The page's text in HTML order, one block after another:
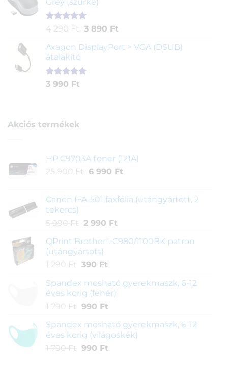
alapján
Értékelés
ből,
1
értékelés
alapján
4 290 Ft Original
was:
290 Ft.
3 890 FtCurrent
is:
Axagon DisplayPort > VGA (DSUB)
átalakító
Értékelés
1
3 990 Ft
Akciós termékek
HP C9703A toner (121A)
25 900 Ft
Original
25
6 990 FtCurrent
6
Canon IFA-501 faxfólia (utángyártott, 2
tekercs)
5 990 Ft
Original
was:
5
990 Ft.
2 990 FtCurrent
is:
QPrint Brother LC980/1100BK patron
(utángyártott)
1 290 Ft
Original
was:
1
290 Ft.
390 FtCurrent
is:
390 Ft.
Spandex mosható gyerekmaszk, 6-12
éves korig (fehér)
1 790 Ft
Original
was:
1
790 Ft.
990 FtCurrent
is:
990 Ft.
Spandex mosható gyerekmaszk, 6-12
éves korig (világoskék)
1 790 Ft
Original
990 FtCurrent